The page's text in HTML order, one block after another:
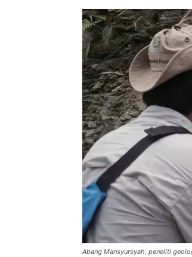
Abang Mansyursyah, peneliti